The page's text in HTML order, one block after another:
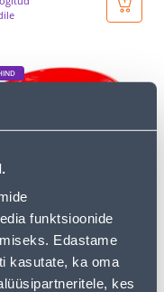
funktsioonide
Edastame
kasutate, ka oma
kes
€ /tk